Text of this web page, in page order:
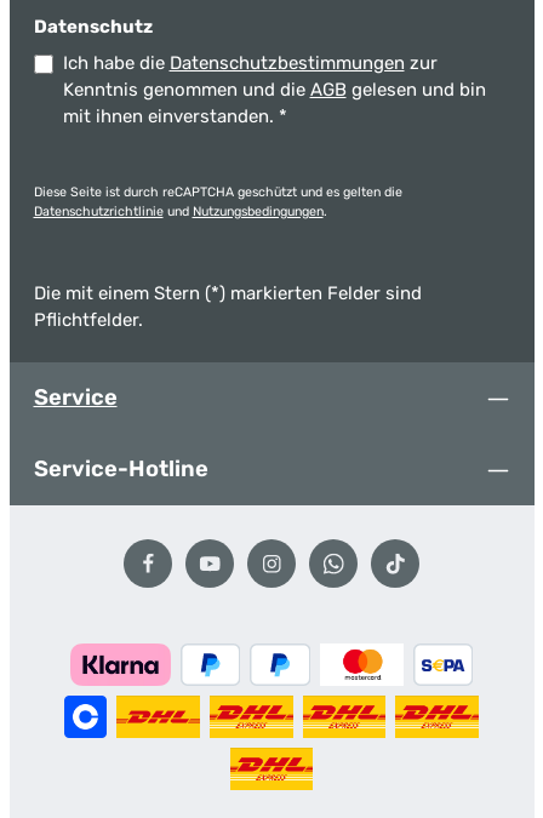
Datenschutz
Ich habe die Datenschutzbestimmungen zur
Kenntnis genommen und die AGB gelesen und bin
mit ihnen einverstanden. *
Diese Seite ist durch reCAPTCHA geschützt und es gelten die
Datenschutzrichtlinieund Nutzungsbedingungen.
Die mit einem Stern (*) markierten Felder sind
Pflichtfelder.
Service
Service-Hotline